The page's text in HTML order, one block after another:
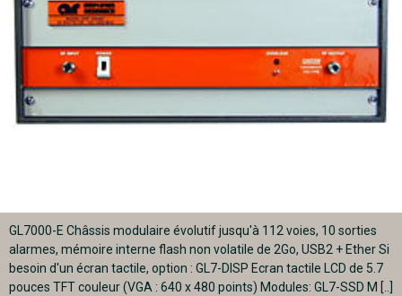
GL7000-E Châssis modulaire évolutif jusqu'à 112 voies, 10 sorties
alarmes, mémoire interne flash non volatile de 2Go, USB2 + Ether Si
besoin d'un écran tactile, option : GL7-DISP Ecran tactile LCD de 5.7
pouces TFT couleur (VGA : 640 x 480 points) Modules: GL7-SSD M [..]